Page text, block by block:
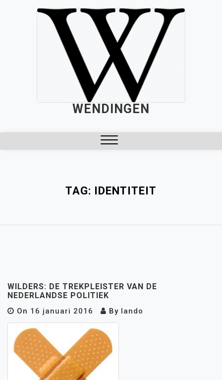
WENDINGEN
TAG: IDENTITEIT
WILDERS: DE TREKPLEISTER VAN DE
NEDERLANDSE POLITIEK
On 16 januari 2016 By lando